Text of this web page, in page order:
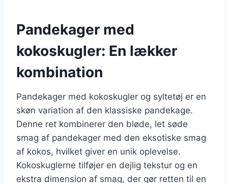
Pandekager med
kokoskugler: En lækker
kombination
Pandekager med kokoskugler og syltetøj er en
skøn variation af den klassiske pandekage.
Denne ret kombinerer den bløde, let søde
smag af pandekager med den eksotiske smag
af kokos, hvilket giver en unik oplevelse.
Kokoskuglerne tilføjer en dejlig tekstur og en
ekstra dimension af smag, der gør retten til en